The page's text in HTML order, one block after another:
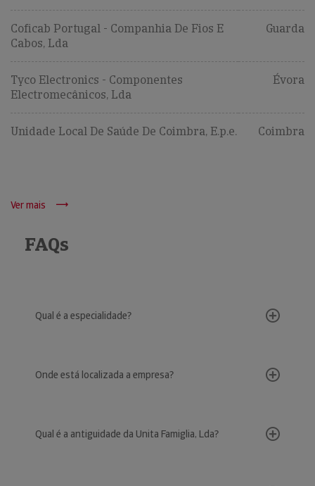
Coficab Portugal - Companhia De Fios E
Cabos, Lda
Guarda
Tyco Electronics - Componentes
Electromecânicos, Lda
Évora
Unidade Local De Saúde De Coimbra, E.p.e. Coimbra
Ver mais
FAQs
Qual é a especialidade?
Onde está localizada a empresa?
Qual é a antiguidade da Unita Famiglia, Lda?